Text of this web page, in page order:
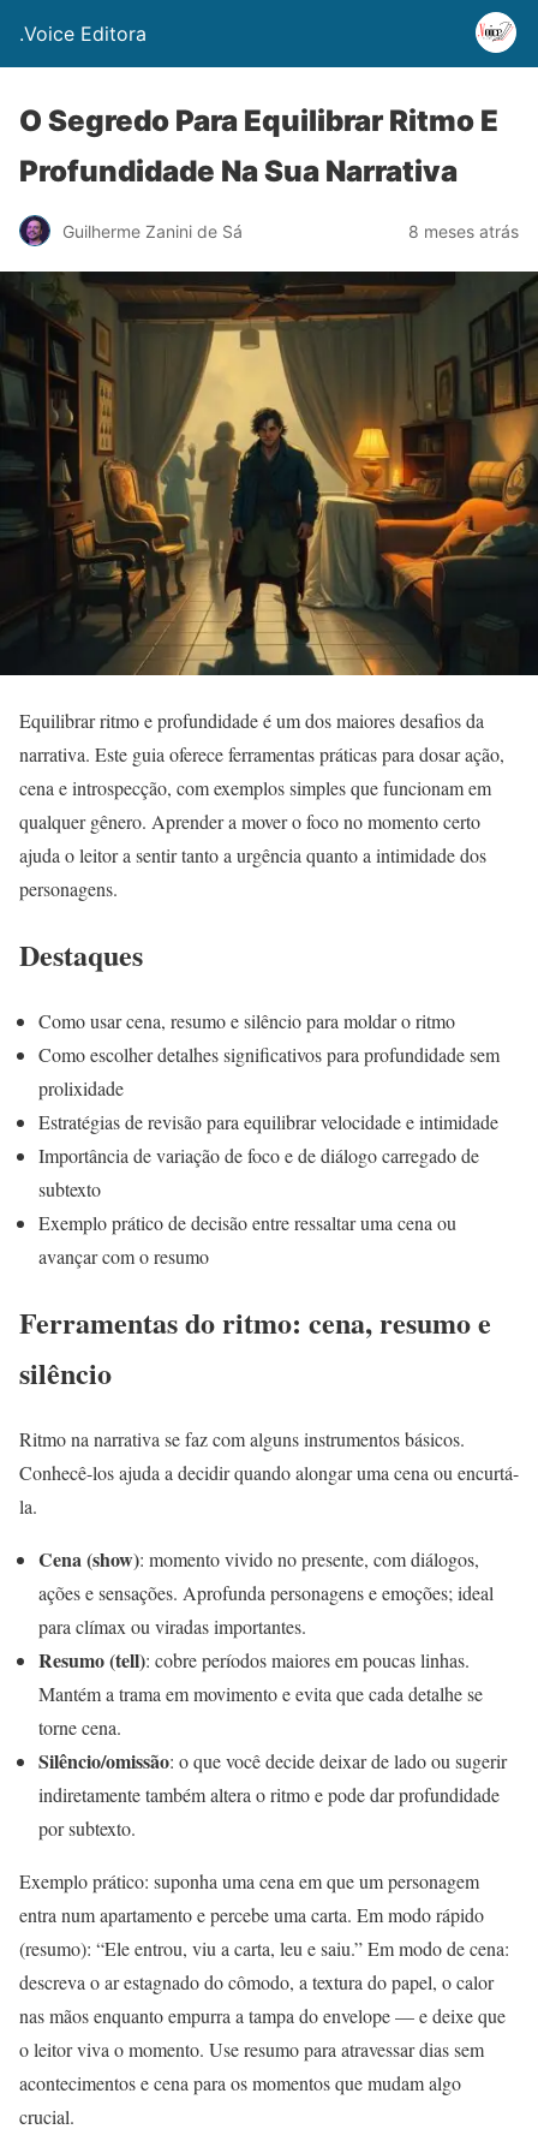
.Voice Editora
O Segredo Para Equilibrar Ritmo E
Profundidade Na Sua Narrativa
Guilherme Zanini de Sá 8 meses atrás
Equilibrar ritmo e profundidade é um dos maiores desafios da
narrativa. Este guia oferece ferramentas práticas para dosar ação,
cena e introspecção, com exemplos simples que funcionam em
qualquer gênero. Aprender a mover o foco no momento certo
ajuda o leitor a sentir tanto a urgência quanto a intimidade dos
personagens.
Destaques
Como usar cena, resumo e silêncio para moldar o ritmo
Como escolher detalhes significativos para profundidade sem
prolixidade
Estratégias de revisão para equilibrar velocidade e intimidade
Importância de variação de foco e de diálogo carregado de
subtexto
Exemplo prático de decisão entre ressaltar uma cena ou
avançar com o resumo
Ferramentas do ritmo: cena, resumo e
silêncio
Ritmo na narrativa se faz com alguns instrumentos básicos.
Conhecê-los ajuda a decidir quando alongar uma cena ou encurtá-
la.
Cena (show): momento vivido no presente, com diálogos,
ações e sensações. Aprofunda personagens e emoções; ideal
para clímax ou viradas importantes.
Resumo (tell): cobre períodos maiores em poucas linhas.
Mantém a trama em movimento e evita que cada detalhe se
torne cena.
Silêncio/omissão: o que você decide deixar de lado ou sugerir
indiretamente também altera o ritmo e pode dar profundidade
por subtexto.
Exemplo prático: suponha uma cena em que um personagem
entra num apartamento e percebe uma carta. Em modo rápido
(resumo): “Ele entrou, viu a carta, leu e saiu.” Em modo de cena:
descreva o ar estagnado do cômodo, a textura do papel, o calor
nas mãos enquanto empurra a tampa do envelope — e deixe que
o leitor viva o momento. Use resumo para atravessar dias sem
acontecimentos e cena para os momentos que mudam algo
crucial.